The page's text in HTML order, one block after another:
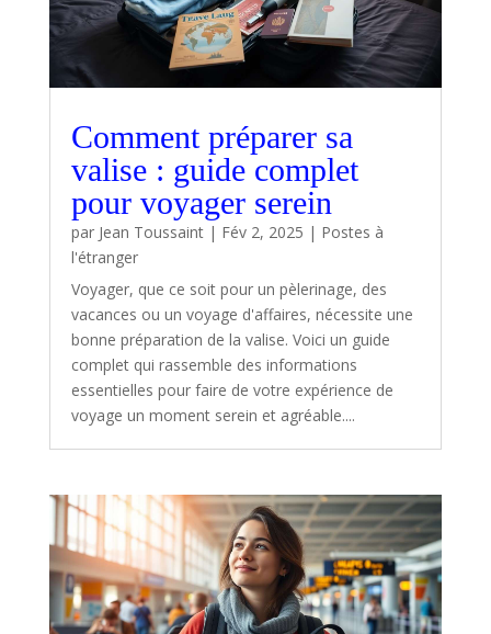
Comment préparer sa
valise : guide complet
pour voyager serein
par Jean Toussaint| Fév 2, 2025 | Postes à
l'étranger
Voyager, que ce soit pour un pèlerinage, des
vacances ou un voyage d'affaires, nécessite une
bonne préparation de la valise. Voici un guide
complet qui rassemble des informations
essentielles pour faire de votre expérience de
voyage un moment serein et agréable....